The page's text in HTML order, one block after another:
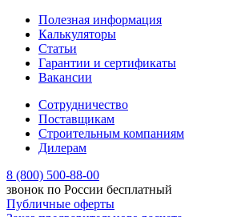
Полезная информация
Калькуляторы
Статьи
Гарантии и сертификаты
Вакансии
Сотрудничество
Поставщикам
Строительным компаниям
Дилерам
8 (800) 500-88-00
звонок по России бесплатный
Публичные оферты